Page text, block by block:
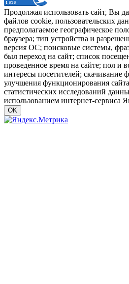
Продолжая использовать сайт, Вы
файлов cookie, пользовательских
предполагаемое географическое
браузера; тип устройства и
версия ОС; поисковые системы,
был переход на сайт; список
проведенное время на сайте; пол и
интересы посетителей; скачивание
улучшения функционирования
статистических исследований
использованием интернет-сервиса
OK